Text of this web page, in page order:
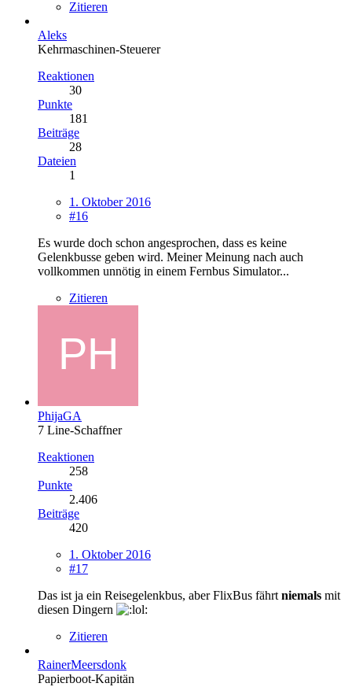
Zitieren
Aleks
Kehrmaschinen-Steuerer
Reaktionen
30
Punkte
181
Beiträge
28
Dateien
1
1. Oktober 2016
#16
Es wurde doch schon angesprochen, dass es keine
Gelenkbusse geben wird. Meiner Meinung nach auch
vollkommen unnötig in einem Fernbus Simulator...
Zitieren
PhijaGA
7 Line-Schaffner
Reaktionen
258
Punkte
2.406
Beiträge
420
1. Oktober 2016
#17
Das ist ja ein Reisegelenkbus, aber FlixBus fährtniemals mit
diesen Dingern
Zitieren
RainerMeersdonk
Papierboot-Kapitän